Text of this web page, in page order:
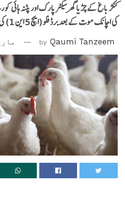
کنکڑ باغ کے چڑیا گھر سیکٹر پارک اور پٹنہ
کی اچانک موت کے بعد برڈ فلو (ایچ 5 این 1) کی تصدیق
by Qaumi Tanzeem مارچ 1,